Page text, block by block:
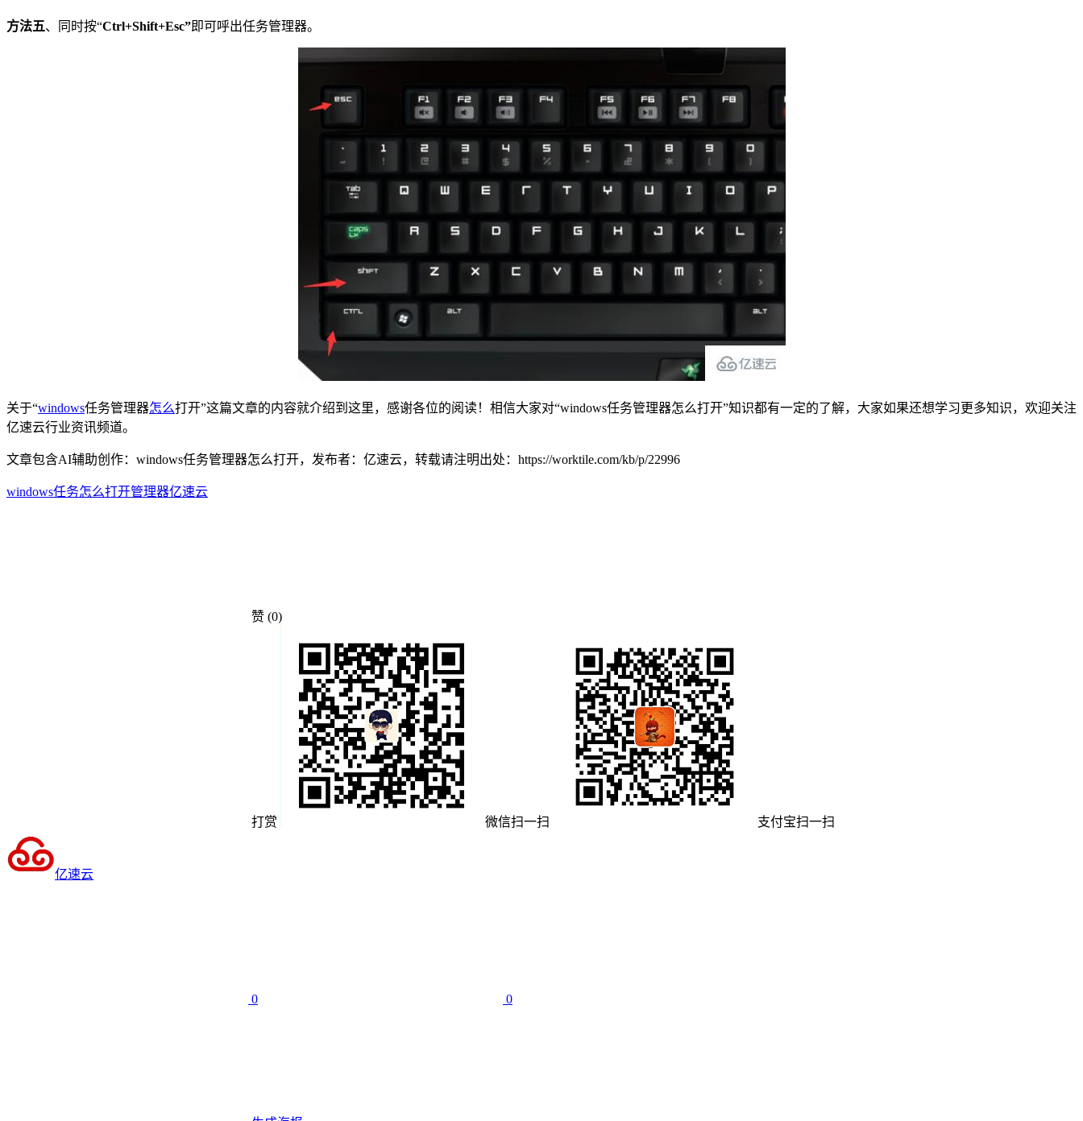
方法五、同时按“Ctrl+Shift+Esc”即可呼出任务管理器。
关于“windows任务管理器怎么打开”这篇文章的内容就介绍到这里，感谢各位的阅读！相信大家对“windows任务管理器怎么打开”知识都有一定的了解，大家如果还想学习更多知识，欢迎关注
亿速云行业资讯频道。
文章包含AI辅助创作：windows任务管理器怎么打开，发布者：亿速云，转载请注明出处： https://worktile.com/kb/p/22996
windows任务怎么打开管理器亿速云
赞 (0)
打赏 微信扫一扫 支付宝扫一扫
亿速云
0 0